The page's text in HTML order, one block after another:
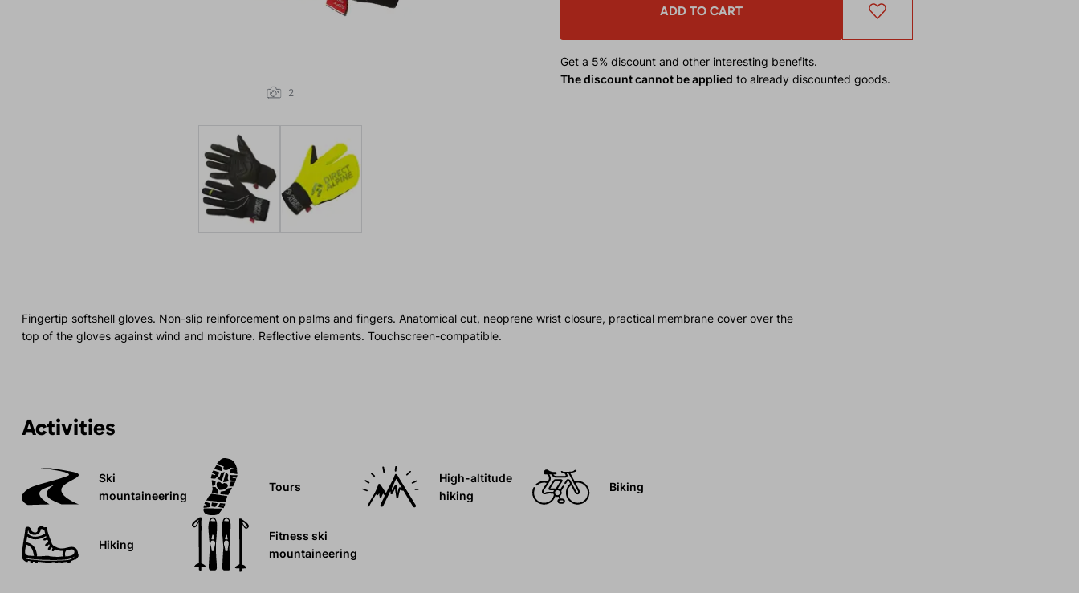
2
ADD TO CART
Get a 5% discountand other interesting benefits.
The discount cannot be applied to already discounted goods.
Fingertip softshell gloves. Non-slip reinforcement on palms and fingers. Anatomical cut, neoprene wrist closure, practical membrane cover over the
top of the gloves against wind and moisture. Reflective elements. Touchscreen-compatible.
Activities
Ski
mountaineering
Tours
High-altitude
hiking
Biking
Hiking
Fitness ski
mountaineering